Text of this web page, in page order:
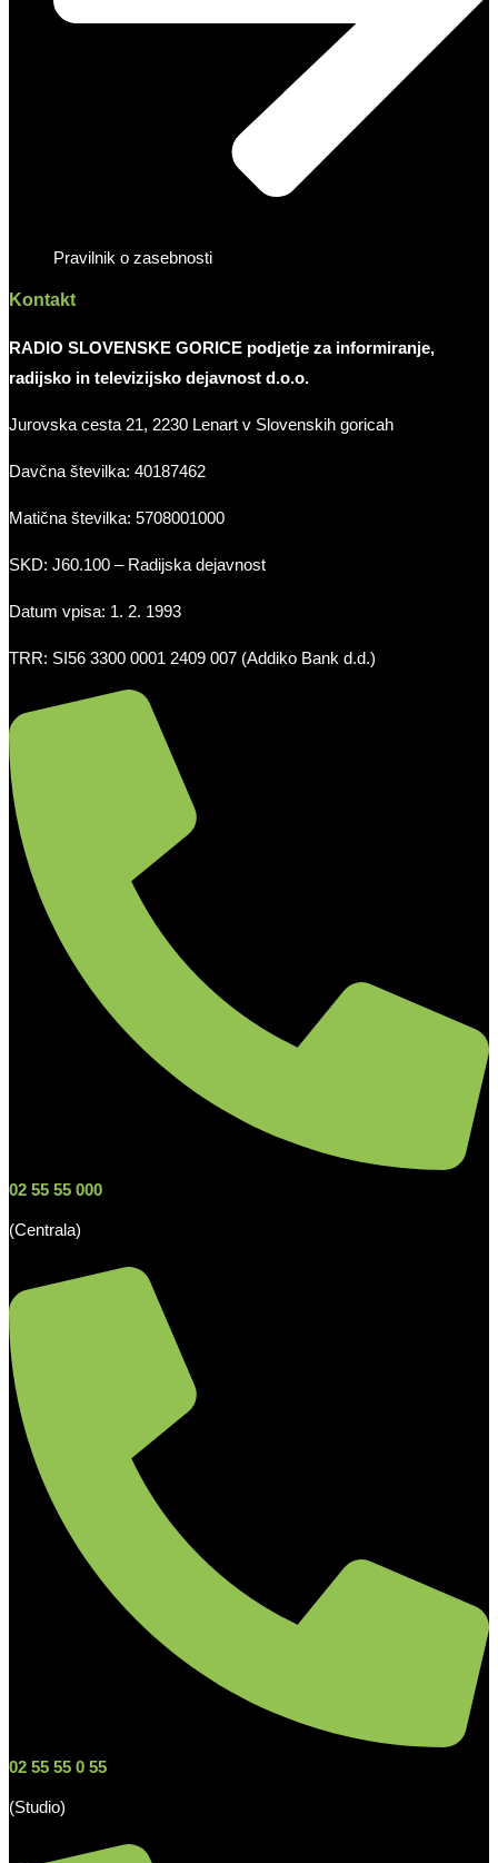
Pravilnik o zasebnosti
Kontakt
RADIO SLOVENSKE GORICE podjetje za informiranje,
radijsko in televizijsko dejavnost d.o.o.
Jurovska cesta 21, 2230 Lenart v Slovenskih goricah
Davčna številka: 40187462
Matična številka: 5708001000
SKD: J60.100 – Radijska dejavnost
Datum vpisa: 1. 2. 1993
TRR: SI56 3300 0001 2409 007 (Addiko Bank d.d.)
02 55 55 000
(Centrala)
02 55 55 0 55
(Studio)